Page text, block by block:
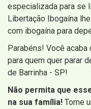
especializada para se
Libertação Ibogaína
com ibogaína para
Parabéns! Você
para quem quer parar
de Barrinha - SP!
Não permita que
na sua família! Tome